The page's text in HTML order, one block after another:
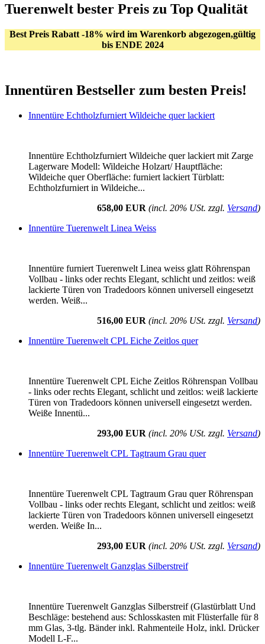
Tuerenwelt bester Preis zu Top Qualität
Best Preis Rabatt -18% wird im Warenkorb abgezogen,gültig
bis ENDE 2024
Innentüren Bestseller zum besten Preis!
Innentüre Echtholzfurniert Wildeiche quer lackiert
Innentüre Echtholzfurniert Wildeiche quer lackiert mit Zarge
Lagerware Modell: Wildeiche Holzart/ Hauptfläche:
Wildeiche quer Oberfläche: furniert lackiert Türblatt:
Echtholzfurniert in Wildeiche...
658,00 EUR (incl. 20% USt. zzgl. Versand)
Innentüre Tuerenwelt Linea Weiss
Innentüre furniert Tuerenwelt Linea weiss glatt Röhrenspan
Vollbau - links oder rechts Elegant, schlicht und zeitlos: weiß
lackierte Türen von Tradedoors können universell eingesetzt
werden. Weiß...
516,00 EUR (incl. 20% USt. zzgl. Versand)
Innentüre Tuerenwelt CPL Eiche Zeitlos quer
Innentüre Tuerenwelt CPL Eiche Zeitlos Röhrenspan Vollbau
- links oder rechts Elegant, schlicht und zeitlos: weiß lackierte
Türen von Tradedoors können universell eingesetzt werden.
Weiße Innentü...
293,00 EUR (incl. 20% USt. zzgl. Versand)
Innentüre Tuerenwelt CPL Tagtraum Grau quer
Innentüre Tuerenwelt CPL Tagtraum Grau quer Röhrenspan
Vollbau - links oder rechts Elegant, schlicht und zeitlos: weiß
lackierte Türen von Tradedoors können universell eingesetzt
werden. Weiße In...
293,00 EUR (incl. 20% USt. zzgl. Versand)
Innentüre Tuerenwelt Ganzglas Silberstreif
Innentüre Tuerenwelt Ganzglas Silberstreif (Glastürblatt Und
Beschläge: bestehend aus: Schlosskasten mit Flüsterfalle für 8
mm Glas, 3-tlg. Bänder inkl. Rahmenteile Holz, inkl. Drücker
Modell L-F...